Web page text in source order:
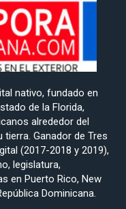
nativo, fundado en
de la Florida,
alrededor del
Ganador de Tres
(2017-2018 y 2019),
legislatura,
en Puerto Rico, New
Dominicana.